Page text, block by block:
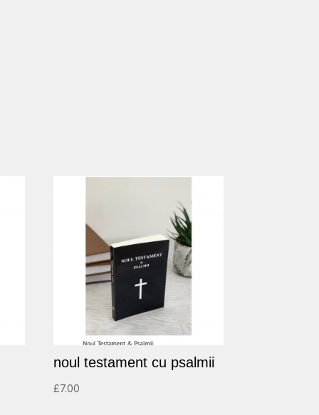
noul testament cu psalmii
£7.00